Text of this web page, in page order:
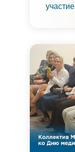
участие